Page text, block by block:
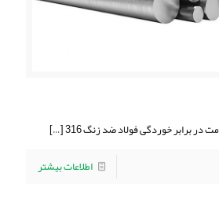
[…]
اطلاعات بیشتر